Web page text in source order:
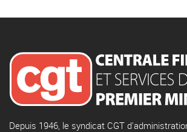
Depuis 1946, le syndicat CGT